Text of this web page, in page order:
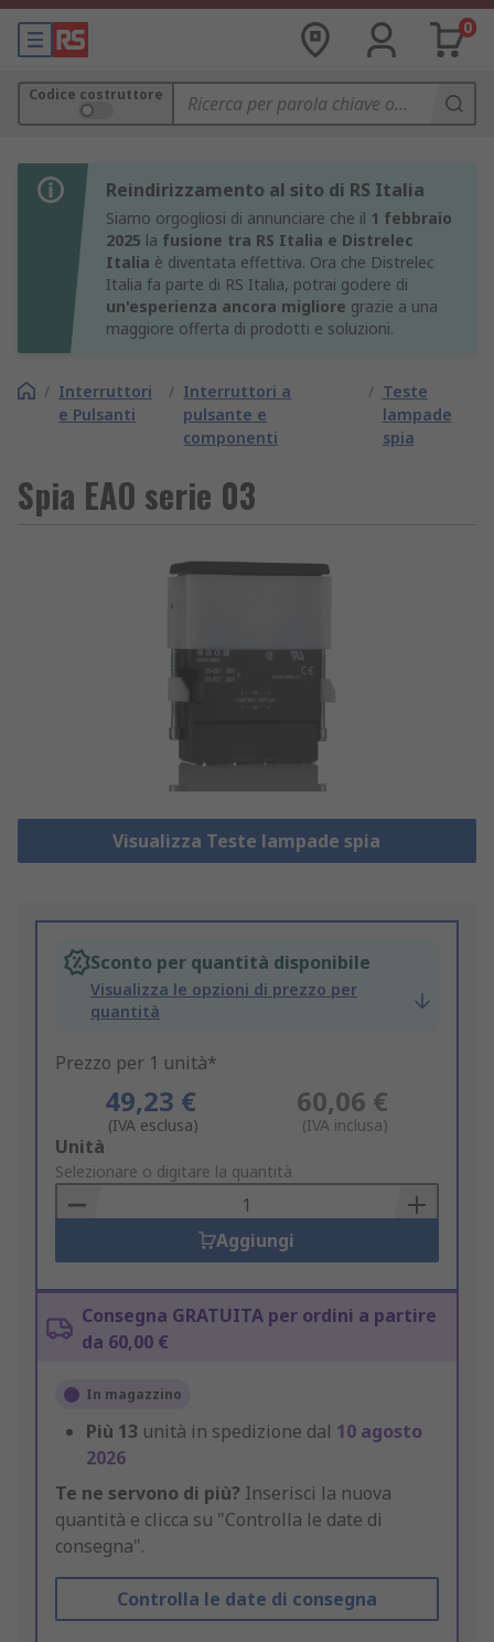
0
Codice costruttore
Reindirizzamento al sito di RS Italia
Siamo orgogliosi di annunciare che il 1 febbraio
2025 la fusione tra RS Italia e Distrelec
Italia è diventata effettiva. Ora che Distrelec
Italia fa parte di RS Italia, potrai godere di
un'esperienza ancora migliore grazie a una
maggiore offerta di prodotti e soluzioni.
/ Interruttori
e Pulsanti
/ Interruttori a
pulsante e
componenti
/ Teste
lampade
spia
Spia EAO serie 03
Visualizza Teste lampade spia
Sconto per quantità disponibile
Visualizza le opzioni di prezzo per
quantità
Prezzo per 1 unità*
49,23 €
(IVA esclusa)
60,06 €
(IVA inclusa)
Add
to
Basket
Unità
Selezionare o digitare la quantità
Aggiungi
Consegna GRATUITA per ordini a partire
da 60,00 €
In magazzino
Più 13 unità in spedizione dal 10 agosto
2026
Te ne servono di più? Inserisci la nuova
quantità e clicca su "Controlla le date di
consegna".
Controlla le date di consegna